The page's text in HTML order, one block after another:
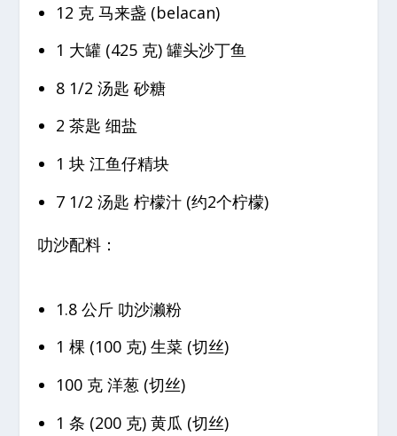
12 克 马来盏 (belacan)
1 大罐 (425 克) 罐头沙丁鱼
8 1/2 汤匙 砂糖
2 茶匙 细盐
1 块 江鱼仔精块
7 1/2 汤匙 柠檬汁 (约2个柠檬)
叻沙配料：
1.8 公斤 叻沙濑粉
1 棵 (100 克) 生菜 (切丝)
100 克 洋葱 (切丝)
1 条 (200 克) 黄瓜 (切丝)